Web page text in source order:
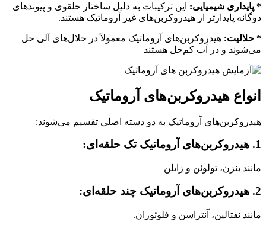
* پایداری شیمیایی: این ترکیبات به دلیل ساختار حلقوی و پیوندهای
دوگانه پایدارتر از هیدروکربن‌های غیر آروماتیک هستند.
* حلالیت: هیدروکربن‌های آروماتیک معمولاً در حلال‌های آلی حل
می‌شوند و در آب کم‌حل هستند
انواع هیدروکربن‌های آروماتیک
هیدروکربن‌های آروماتیک به دو دسته اصلی تقسیم می‌شوند:
1. هیدروکربن‌های آروماتیک تک حلقه‌ای:
مانند بنزن، تولوئن و زایلن
2. هیدروکربن‌های آروماتیک چند حلقه‌ای:
مانند نفتالین، آنتراسن و فلوئوران.